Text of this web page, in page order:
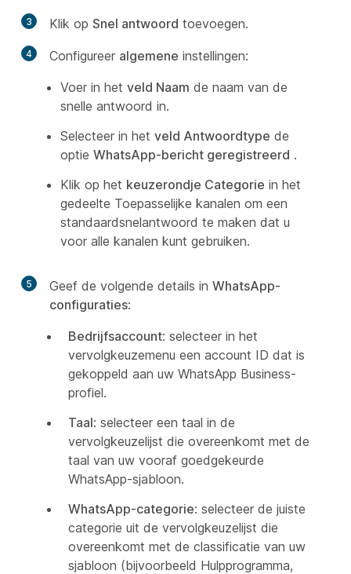
3 Klik op Snel antwoord toevoegen.
4 Configureer algemene instellingen:
Voer in het veld Naam de naam van de
snelle antwoord in.
Selecteer in het veld Antwoordtype de
optie WhatsApp-bericht geregistreerd .
Klik op het keuzerondje Categorie in het
gedeelte Toepasselijke kanalen om een
standaardsnelantwoord te maken dat u
voor alle kanalen kunt gebruiken.
5 Geef de volgende details in WhatsApp-
configuraties:
Bedrijfsaccount: selecteer in het
vervolgkeuzemenu een account ID dat is
gekoppeld aan uw WhatsApp Business-
profiel.
Taal: selecteer een taal in de
vervolgkeuzelijst die overeenkomt met de
taal van uw vooraf goedgekeurde
WhatsApp-sjabloon.
WhatsApp-categorie: selecteer de juiste
categorie uit de vervolgkeuzelijst die
overeenkomt met de classificatie van uw
sjabloon (bijvoorbeeld Hulpprogramma,